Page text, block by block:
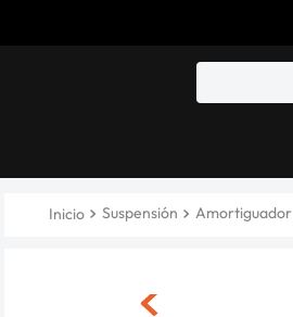
Suspensión Amortiguador